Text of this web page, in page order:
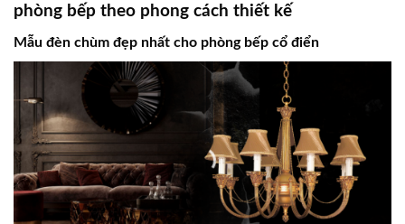
phòng bếp theo phong cách thiết kế
Mẫu đèn chùm đẹp nhất cho phòng bếp cổ điển